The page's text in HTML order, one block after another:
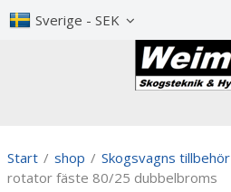
Sverige - SEK
Start / shop / Skogsvagns tillbehör
rotator fäste 80/25 dubbelbroms